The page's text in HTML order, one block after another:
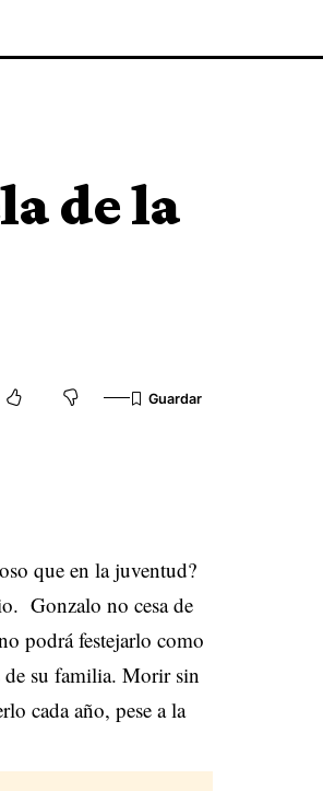
de la
que en la juventud?
Gonzalo no cesa de
podrá festejarlo como
de su familia. Morir sin
cada año, pese a la